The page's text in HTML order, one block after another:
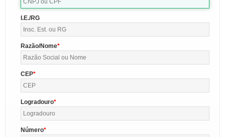
I.E./RG
Razão/Nome
CEP
Logradouro
Número